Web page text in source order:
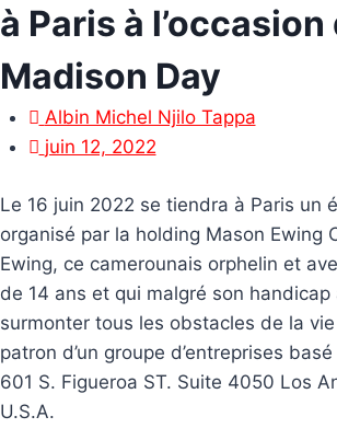
à Paris à l’occasion
Madison Day
Albin Michel Njilo Tappa
juin 12, 2022
Le 16 juin 2022 se tiendra à Paris un
organisé par la holding Mason Ewing
Ewing, ce camerounais orphelin et
de 14 ans et qui malgré son handicap
surmonter tous les obstacles de la
patron d’un groupe d’entreprises
601 S. Figueroa ST. Suite 4050 Los
U.S.A.